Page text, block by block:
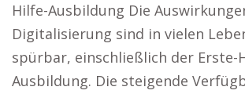
Hilfe-Ausbildung Die
Digitalisierung sind in vielen
spürbar, einschließlich der Erste-
Ausbildung. Die steigende